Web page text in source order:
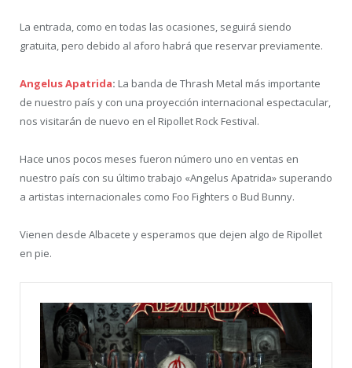
La entrada, como en todas las ocasiones, seguirá siendo
gratuita, pero debido al aforo habrá que reservar previamente.
Angelus Apatrida: La banda de Thrash Metal más importante
de nuestro país y con una proyección internacional espectacular,
nos visitarán de nuevo en el Ripollet Rock Festival.
Hace unos pocos meses fueron número uno en ventas en
nuestro país con su último trabajo «Angelus Apatrida» superando
a artistas internacionales como Foo Fighters o Bud Bunny.
Vienen desde Albacete y esperamos que dejen algo de Ripollet
en pie.